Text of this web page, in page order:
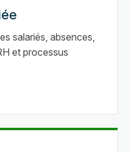
salariés, absences,
et processus